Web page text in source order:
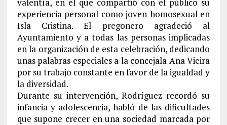
experiencia personal como joven homosexual en
Isla Cristina. El pregonero agradeció al
Ayuntamiento y a todas las personas implicadas
en la organización de esta celebración, dedicando
unas palabras especiales a la concejala Ana Vieira
por su trabajo constante en favor de la igualdad y
la diversidad.
Durante su intervención, Rodríguez recordó su
infancia y adolescencia, habló de las dificultades
que supone crecer en una sociedad marcada por